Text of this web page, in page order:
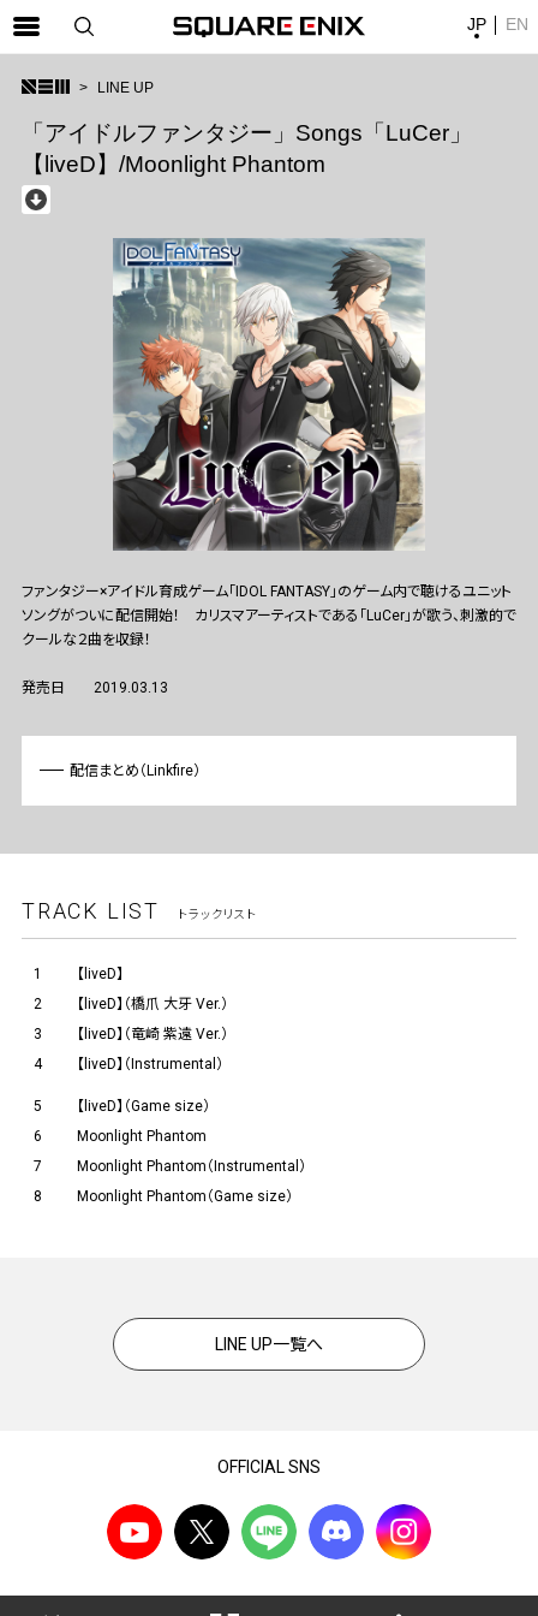
SQUARE ENIX 公式サイトメニュー
ゲーム
マガジン＆ブックス
ミュージック
会社情報 採用情報
SQUARE ENIX サイト内検索
JP EN
LINE UP
「アイドルファンタジー」Songs「LuCer」
【liveD】/Moonlight Phantom
ファンタジー×アイドル育成ゲーム「IDOL FANTASY」のゲーム内で聴けるユニット
ソングがついに配信開始！ カリスマアーティストである「LuCer」が歌う、刺激的で
クールな２曲を収録！
発売日 2019.03.13
配信まとめ（Linkfire）
TRACK LIST トラックリスト
1
【liveD】
2
【liveD】（橋爪 大牙 Ver.）
3
【liveD】（竜崎 紫遠 Ver.）
4
【liveD】（Instrumental）
5
【liveD】（Game size）
6
Moonlight Phantom
7
Moonlight Phantom（Instrumental）
8
Moonlight Phantom（Game size）
LINE UP一覧へ
OFFICIAL SNS